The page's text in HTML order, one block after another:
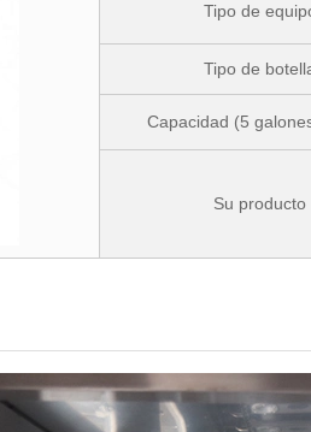
Tipo de
Tipo de
Capacidad (5
Su producto